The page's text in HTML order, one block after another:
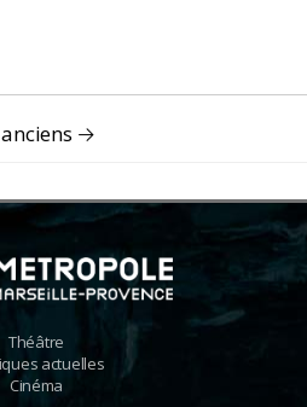
→
Théâtre
actuelles
Cinéma